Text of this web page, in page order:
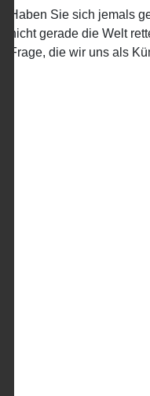
Haben Sie sich jemals
nicht gerade die Welt
Frage, die wir uns als